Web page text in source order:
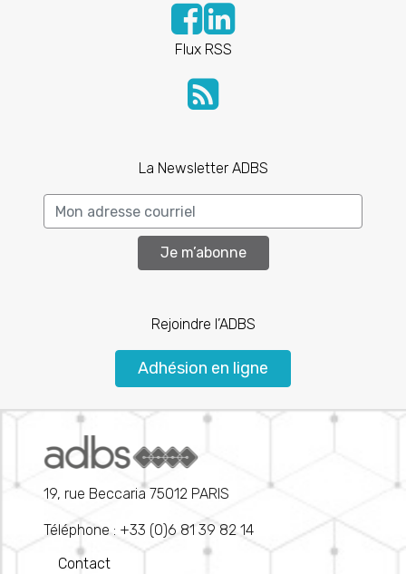
Flux RSS
La Newsletter ADBS
Je m’abonne
Rejoindre l’ADBS
Adhésion en ligne
19, rue Beccaria 75012 PARIS
Téléphone : +33 (0)6 81 39 82 14
Contact